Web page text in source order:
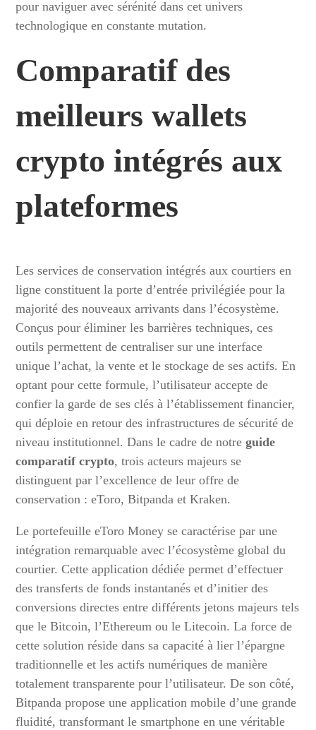
pour naviguer avec sérénité dans cet univers
technologique en constante mutation.
Comparatif des
meilleurs wallets
crypto intégrés aux
plateformes
Les services de conservation intégrés aux courtiers en
ligne constituent la porte d’entrée privilégiée pour la
majorité des nouveaux arrivants dans l’écosystème.
Conçus pour éliminer les barrières techniques, ces
outils permettent de centraliser sur une interface
unique l’achat, la vente et le stockage de ses actifs. En
optant pour cette formule, l’utilisateur accepte de
confier la garde de ses clés à l’établissement financier,
qui déploie en retour des infrastructures de sécurité de
niveau institutionnel. Dans le cadre de notreguide
comparatif crypto, trois acteurs majeurs se
distinguent par l’excellence de leur offre de
conservation : eToro, Bitpanda et Kraken.
Le portefeuille eToro Money se caractérise par une
intégration remarquable avec l’écosystème global du
courtier. Cette application dédiée permet d’effectuer
des transferts de fonds instantanés et d’initier des
conversions directes entre différents jetons majeurs tels
que le Bitcoin, l’Ethereum ou le Litecoin. La force de
cette solution réside dans sa capacité à lier l’épargne
traditionnelle et les actifs numériques de manière
totalement transparente pour l’utilisateur. De son côté,
Bitpanda propose une application mobile d’une grande
fluidité, transformant le smartphone en une véritable